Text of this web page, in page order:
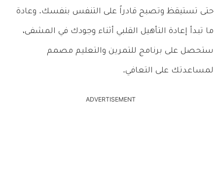
حتى تستيقظ وتصبح قادراً على التنفس بنفسك. وعادة
ما تبدأ إعادة التأهيل القلبي أثناء وجودك في المشفى،
ستحصل على برنامج للتمرين والتعليم مصمم
لمساعدتك على التعافي.
ADVERTISEMENT